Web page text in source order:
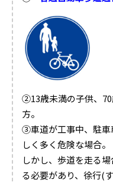
②13歳未満の子供、
方。
③車道が工事中、駐車
しく多く危険な場合。
しかし、歩道を走る場
る必要があり、徐行(